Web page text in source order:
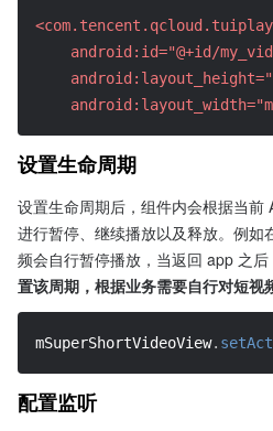
android:id="@+id/
设置生命周期
设置生命周期后，组件内会根据当前
进行暂停、继续播放以及释放。例
频会自行暂停播放，当返回 app 之后
置该周期，根据业务需要自行对短视
mSuperShortVideoView.
配置监听